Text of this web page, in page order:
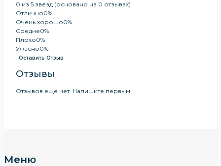
0 из 5 звёзд (основано на 0 отзывах)
Отлично0%
Очень хорошо0%
Средне0%
Плохо0%
Ужасно0%
Оставить Отзыв
Отзывы
Отзывов ещё нет. Напишите первым.
Меню